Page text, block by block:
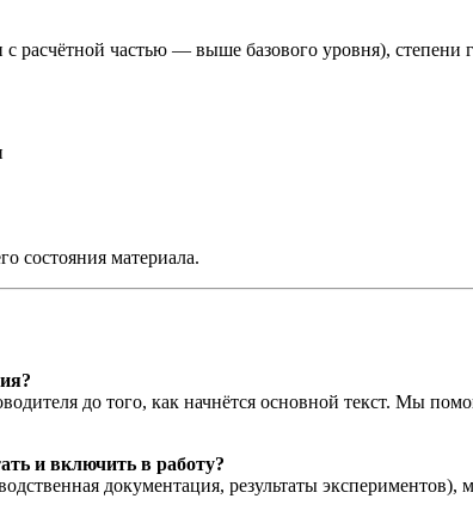
частью — выше базового уровня), степени
состояния материала.
до того, как начнётся основной текст. Мы
и включить в работу?
документация, результаты